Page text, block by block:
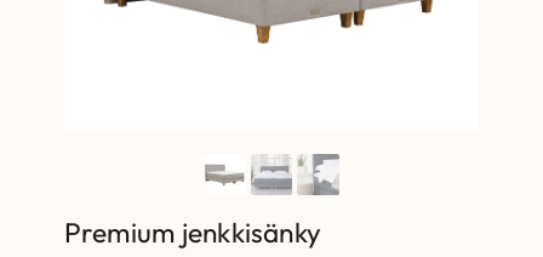
Premium jenkkisänky